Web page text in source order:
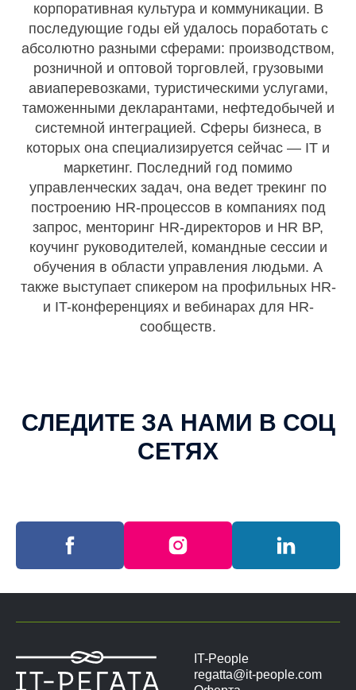
корпоративная культура и коммуникации. В
последующие годы ей удалось поработать с
абсолютно разными сферами: производством,
розничной и оптовой торговлей, грузовыми
авиаперевозками, туристическими услугами,
таможенными декларантами, нефтедобычей и
системной интеграцией. Сферы бизнеса, в
которых она специализируется сейчас — IT и
маркетинг. Последний год помимо
управленческих задач, она ведет трекинг по
построению HR-процессов в компаниях под
запрос, менторинг HR-директоров и HR BP,
коучинг руководителей, командные сессии и
обучения в области управления людьми. А
также выступает спикером на профильных HR-
и IT-конференциях и вебинарах для HR-
сообществ.
СЛЕДИТЕ ЗА НАМИ В СОЦ
СЕТЯХ
IT-People
regatta@it-people.com